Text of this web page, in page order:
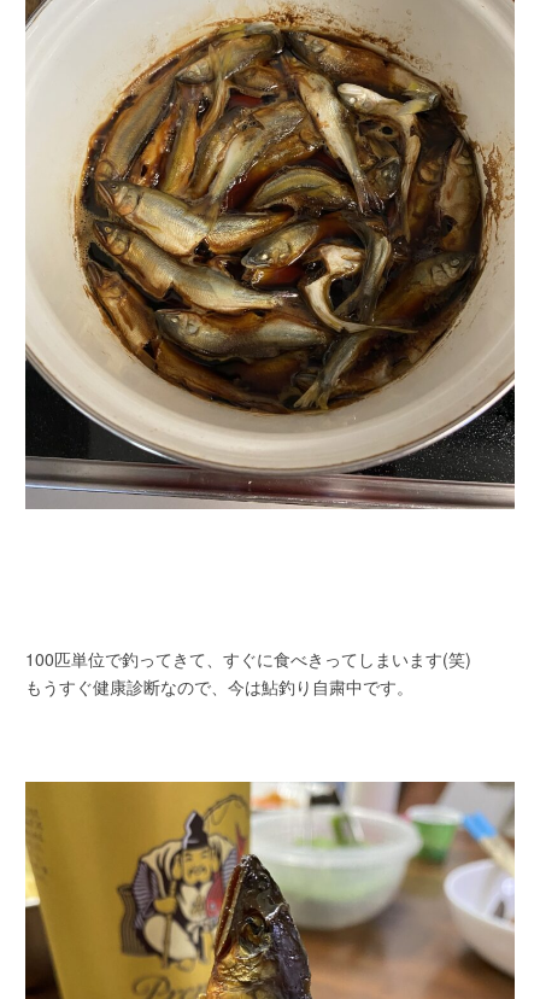
100匹単位で釣ってきて、すぐに食べきってしまいます(笑)
もうすぐ健康診断なので、今は鮎釣り自粛中です。